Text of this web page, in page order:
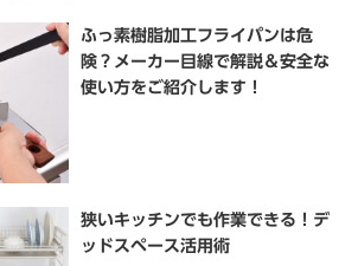
ふっ素樹脂加工フライパンは危
険？メーカー目線で解説＆安全な
使い方をご紹介します！
狭いキッチンでも作業できる！デ
ッドスペース活用術